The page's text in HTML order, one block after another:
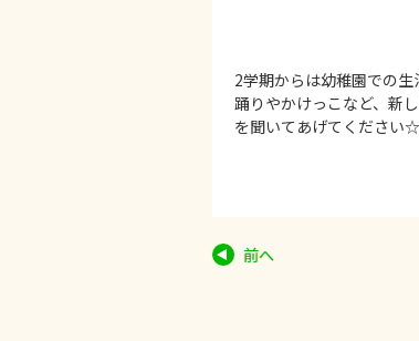
2学期からは幼稚園での
踊りやかけっこなど、新
を聞いてあげてください☆
前へ